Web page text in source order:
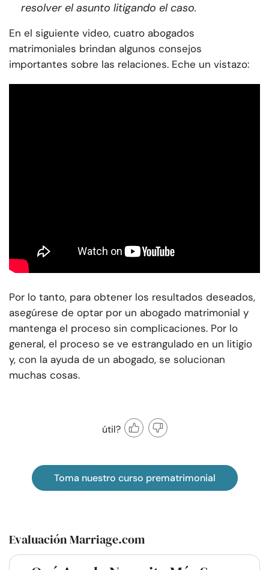
resolver el asunto litigando el caso.
En el siguiente video, cuatro abogados
matrimoniales brindan algunos consejos
importantes sobre las relaciones. Eche un vistazo:
Por lo tanto, para obtener los resultados deseados,
asegúrese de optar por un abogado matrimonial y
mantenga el proceso sin complicaciones. Por lo
general, el proceso se ve estrangulado en un litigio
y, con la ayuda de un abogado, se solucionan
muchas cosas.
útil?
Toma nuestro curso prematrimonial
Evaluación Marriage.com